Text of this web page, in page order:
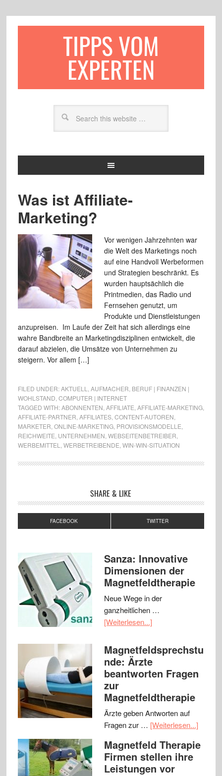
TIPPS VOM
EXPERTEN
Was ist Affiliate-
Marketing?
Vor wenigen Jahrzehnten war
die Welt des Marketings noch
auf eine Handvoll Werbeformen
und Strategien beschränkt. Es
wurden hauptsächlich die
Printmedien, das Radio und
Fernsehen genutzt, um
Produkte und Dienstleistungen
anzupreisen. Im Laufe der Zeit hat sich allerdings eine
wahre Bandbreite an Marketingdisziplinen entwickelt, die
darauf abzielen, die Umsätze von Unternehmen zu
steigern. Vor allem […]
FILED UNDER:AKTUELL AUFMACHER BERUF | FINANZEN |
WOHLSTAND COMPUTER | INTERNET
TAGGED WITH:ABONNENTEN AFFILIATE AFFILIATE-MARKETING,
AFFILIATE-PARTNER AFFILIATES, CONTENT-AUTOREN
MARKETER ONLINE-MARKETING, PROVISIONSMODELLE
REICHWEITE UNTERNEHMEN WEBSEITENBETREIBER
WERBEMITTEL
WERBETREIBENDE WIN-WIN-SITUATION
SHARE & LIKE
FACEBOOK TWITTER
Sanza: Innovative
Dimensionen der
Magnetfeldtherapie
Neue Wege in der
ganzheitlichen …
[Weiterlesen...]
Magnetfeldsprechstu
nde: Ärzte
beantworten Fragen
zur
Magnetfeldtherapie
Ärzte geben Antworten auf
Fragen zur … [Weiterlesen...]
Magnetfeld Therapie
Firmen stellen ihre
Leistungen vor